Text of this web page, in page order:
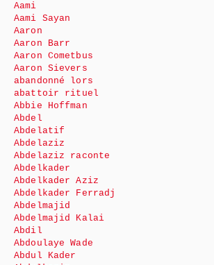
Aami
Aami Sayan
Aaron
Aaron Barr
Aaron Cometbus
Aaron Sievers
abandonné lors
abattoir rituel
Abbie Hoffman
Abdel
Abdelatif
Abdelaziz
Abdelaziz raconte
Abdelkader
Abdelkader Aziz
Abdelkader Ferradj
Abdelmajid
Abdelmajid Kalai
Abdil
Abdoulaye Wade
Abdul Kader